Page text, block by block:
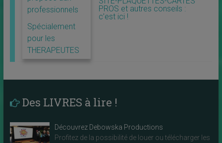
professionnels
Spécialement
pour les
THERAPEUTES
PROS et autres conseils :
c’est ici !
Des LIVRES à lire !
Découvrez Debowska Productions
Profitez de la possibilité de louer ou télécharger les